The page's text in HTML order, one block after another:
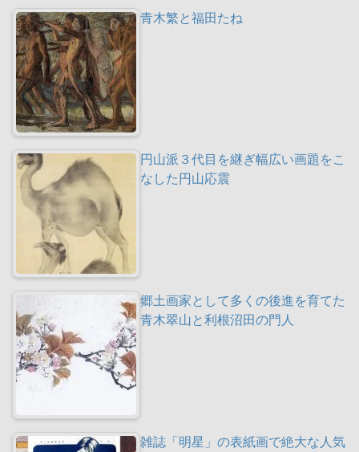
青木繁と福田たね
円山派３代目を継ぎ幅広い画題をこ
なした円山応震
郷土画家として多くの後進を育てた
青木翠山と利根沼田の門人
雑誌「明星」の表紙画で絶大な人気